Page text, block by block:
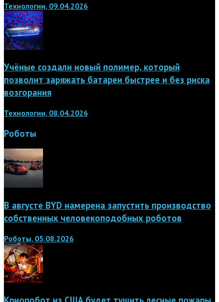
Технологии, 09.04.2026
Учёные создали новый полимер, который
позволит заряжать батареи быстрее и без риска
возгорания
Технологии, 08.04.2026
Роботы
В августе BYD намерена запустить производство
собственных человекоподобных роботов
Роботы, 05.08.2026